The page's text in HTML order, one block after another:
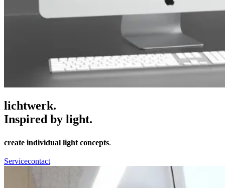
lichtwerk.
Inspired by light.
create individual light concepts.
Servicecontact